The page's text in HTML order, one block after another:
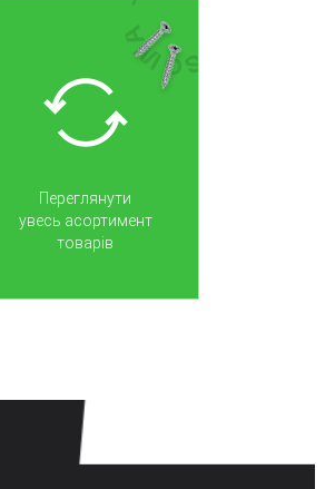
Переглянути
увесь асортимент
товарів